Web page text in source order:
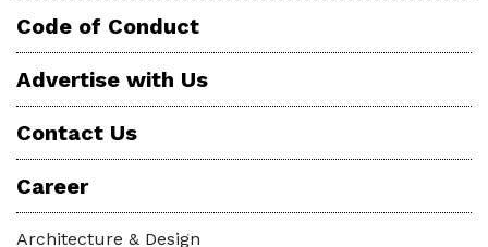
Code of Conduct
Advertise with Us
Contact Us
Career
Architecture & Design